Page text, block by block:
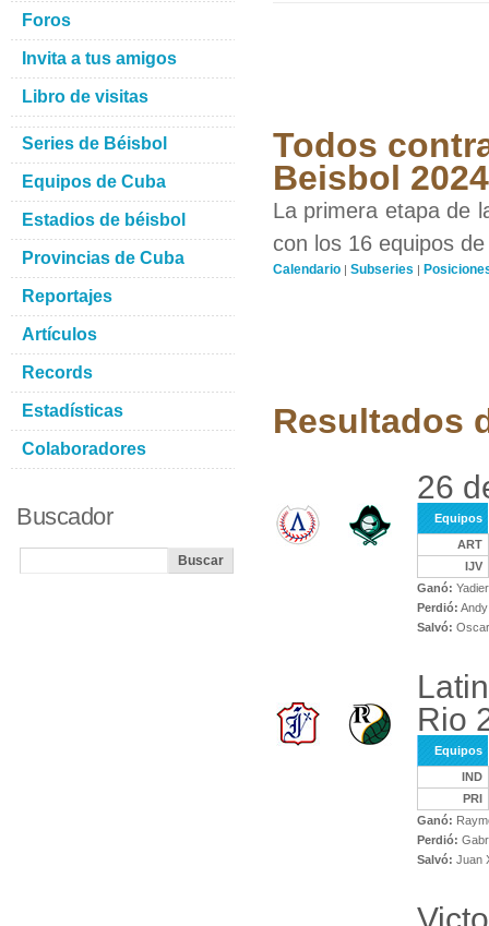
Todos
Beisbol 2024
La primera etapa de
con los 16 equipos
Calendario | Subseries |
Resultados
26
Equipos
ART
IJV
Ganó:
Perdió:
Salvó:
Rio
Equipos
IND
PRI
Ganó:
Perdió:
Salvó: Juan
Foros
Invita a tus amigos
Libro de visitas
Series de Béisbol
Equipos de Cuba
Estadios de béisbol
Provincias de Cuba
Reportajes
Artículos
Records
Estadísticas
Colaboradores
Buscador